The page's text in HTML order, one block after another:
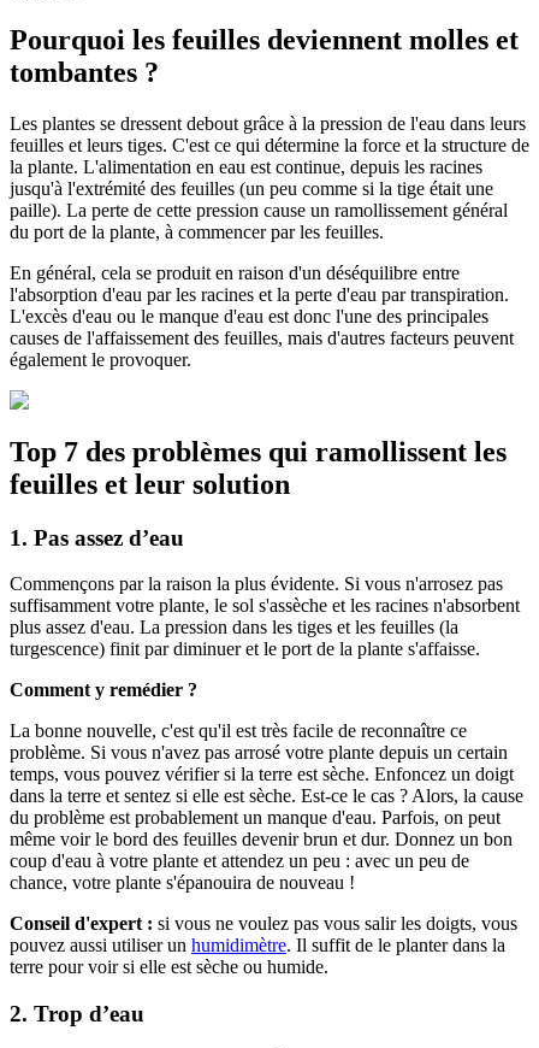
Pourquoi les feuilles deviennent molles et
tombantes ?
Les plantes se dressent debout grâce à la pression de l'eau dans leurs
feuilles et leurs tiges. C'est ce qui détermine la force et la structure de
la plante. L'alimentation en eau est continue, depuis les racines
jusqu'à l'extrémité des feuilles (un peu comme si la tige était une
paille). La perte de cette pression cause un ramollissement général
du port de la plante, à commencer par les feuilles.
En général, cela se produit en raison d'un déséquilibre entre
l'absorption d'eau par les racines et la perte d'eau par transpiration.
L'excès d'eau ou le manque d'eau est donc l'une des principales
causes de l'affaissement des feuilles, mais d'autres facteurs peuvent
également le provoquer.
Top 7 des problèmes qui ramollissent les
feuilles et leur solution
1. Pas assez d’eau
Commençons par la raison la plus évidente. Si vous n'arrosez pas
suffisamment votre plante, le sol s'assèche et les racines n'absorbent
plus assez d'eau. La pression dans les tiges et les feuilles (la
turgescence) finit par diminuer et le port de la plante s'affaisse.
Comment y remédier ?
La bonne nouvelle, c'est qu'il est très facile de reconnaître ce
problème. Si vous n'avez pas arrosé votre plante depuis un certain
temps, vous pouvez vérifier si la terre est sèche. Enfoncez un doigt
dans la terre et sentez si elle est sèche. Est-ce le cas ? Alors, la cause
du problème est probablement un manque d'eau. Parfois, on peut
même voir le bord des feuilles devenir brun et dur. Donnez un bon
coup d'eau à votre plante et attendez un peu : avec un peu de
chance, votre plante s'épanouira de nouveau !
Conseil d'expert : si vous ne voulez pas vous salir les doigts, vous
pouvez aussi utiliser un humidimètre. Il suffit de le planter dans la
terre pour voir si elle est sèche ou humide.
2. Trop d’eau